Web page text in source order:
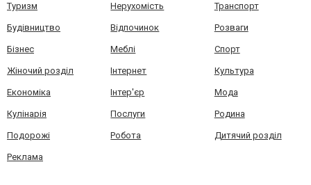
Туризм Нерухомість Транспорт
Будівництво Відпочинок Розваги
Бізнес Меблі Спорт
Жіночий розділ Інтернет Культура
Економіка Інтер'єр Мода
Кулінарія Послуги Родина
Подорожі Робота Дитячий розділ
Реклама